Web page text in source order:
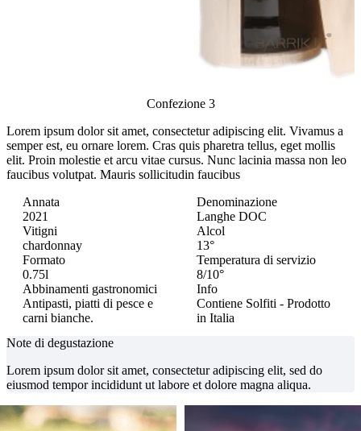
Confezione 3
Lorem ipsum dolor sit amet, consectetur adipiscing elit. Vivamus a
semper est, eu ornare lorem. Cras quis pharetra tellus, eget mollis
elit. Proin molestie et arcu vitae cursus. Nunc lacinia massa non leo
faucibus volutpat. Mauris sollicitudin faucibus
Annata
2021
Denominazione
Langhe DOC
Vitigni
chardonnay
Alcol
13°
Formato
0.75l
Temperatura di servizio
8/10°
Abbinamenti gastronomici
Antipasti, piatti di pesce e
carni bianche.
Info
Contiene Solfiti - Prodotto
in Italia
Note di degustazione
Lorem ipsum dolor sit amet, consectetur adipiscing elit, sed do
eiusmod tempor incididunt ut labore et dolore magna aliqua.